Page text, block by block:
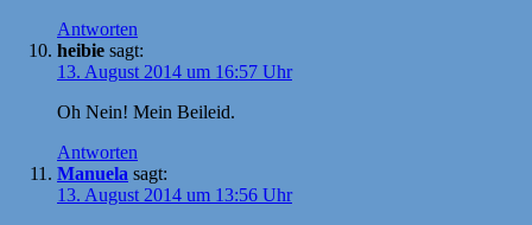
Antworten
heibie sagt:
13. August 2014 um 16:57 Uhr
Oh Nein! Mein Beileid.
Antworten
Manuela sagt:
13. August 2014 um 13:56 Uhr